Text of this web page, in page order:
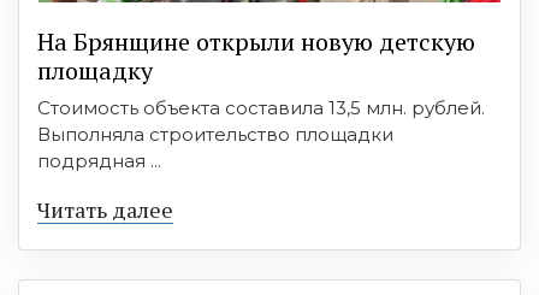
На Брянщине открыли новую детскую
площадку
Стоимость объекта составила 13,5 млн. рублей.
Выполняла строительство площадки
подрядная ...
Читать далее